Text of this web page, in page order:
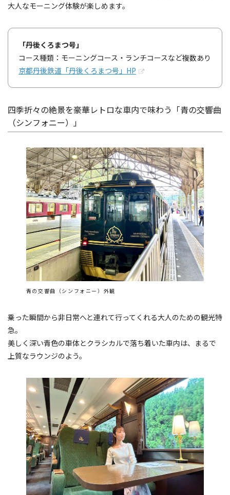
大人なモーニング体験が楽しめます。
「丹後くろまつ号」
コース種類：モーニングコース・ランチコースなど複数あり
京都丹後鉄道「丹後くろまつ号」HP
四季折々の絶景を豪華レトロな車内で味わう「青の交響曲
（シンフォニー）」
青の交響曲（シンフォニー）外観
乗った瞬間から非日常へと連れて行ってくれる大人のための観光特
急。
美しく深い青色の車体とクラシカルで落ち着いた車内は、まるで
上質なラウンジのよう。